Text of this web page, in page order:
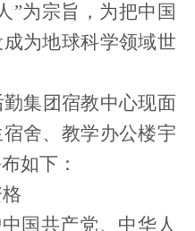
”为宗旨，为把中国
为地球科学领域世
集团宿教中心现面
舍、教学办公楼宇
如下：
国共产党、中华人